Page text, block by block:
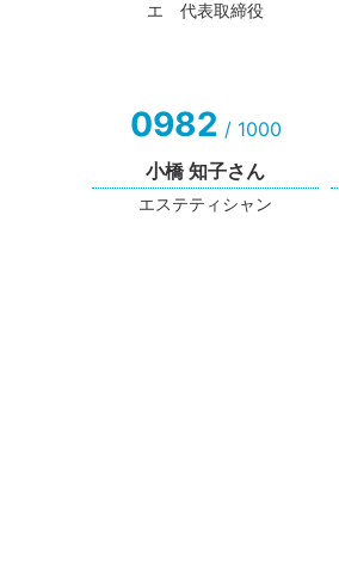
エ 代表取締役
0982 / 1000
小橋 知子さん
エステティシャン